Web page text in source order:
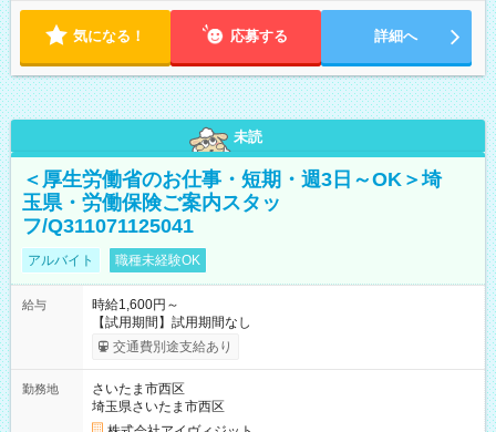
気になる！ 応募する 詳細へ
未読
＜厚生労働省のお仕事・短期・週3日～OK＞埼
玉県・労働保険ご案内スタッ
フ/Q311071125041
アルバイト 職種未経験OK
給与
時給1,600円～
【試用期間】試用期間なし
交通費別途支給あり
勤務地
さいたま市西区
埼玉県さいたま市西区